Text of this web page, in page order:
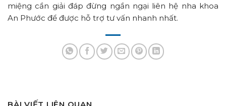
miệng cần giải đáp đừng ngần ngại liên hệ nha khoa
An Phước để được hỗ trợ tư vấn nhanh nhất.